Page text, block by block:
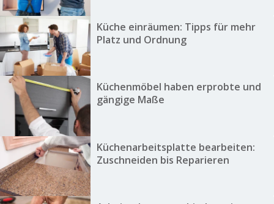
Küche einräumen: Tipps für mehr
Platz und Ordnung
Küchenmöbel haben erprobte und
gängige Maße
Küchenarbeitsplatte bearbeiten:
Zuschneiden bis Reparieren